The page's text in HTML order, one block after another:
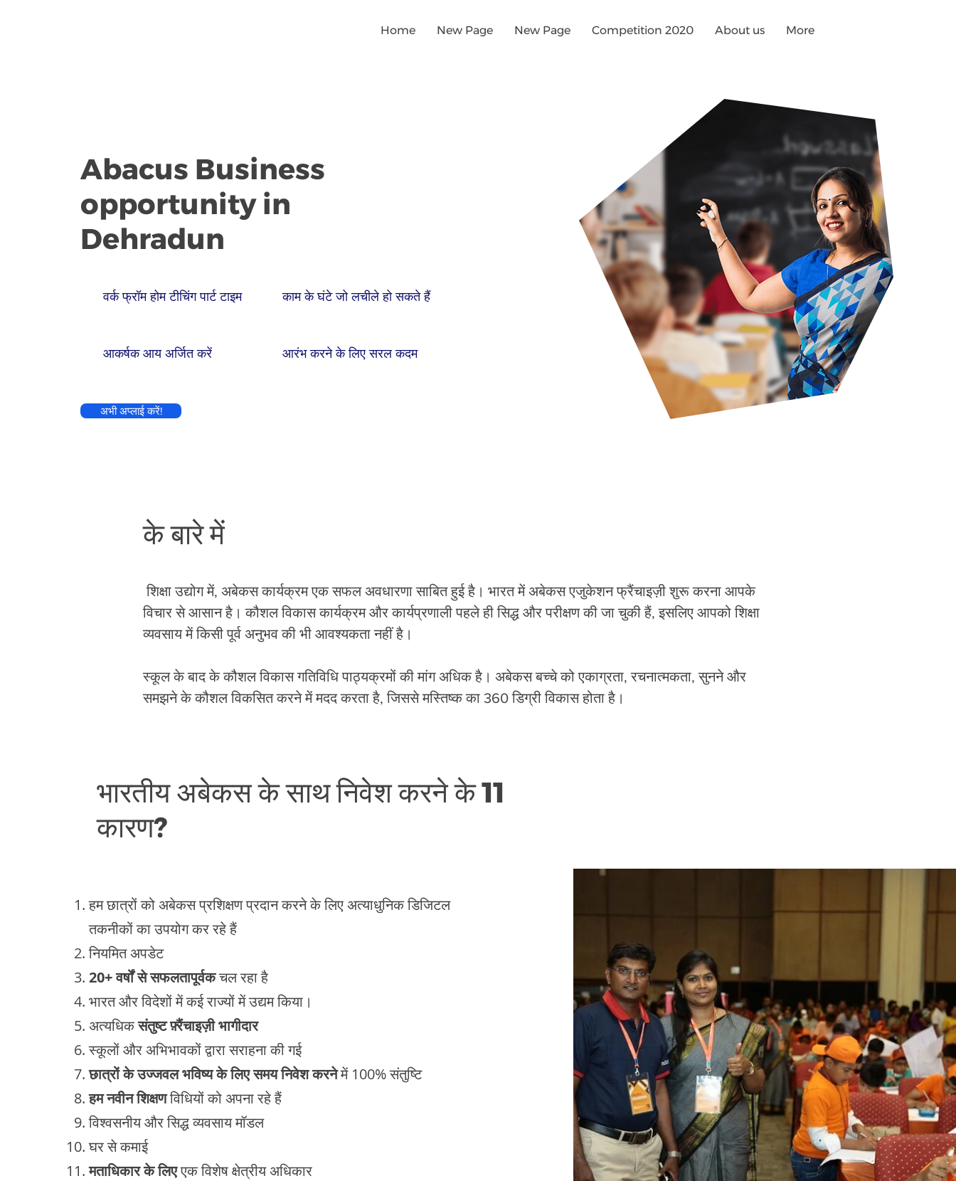
Abacus Business
opportunity in
Dehradun
वर्क फ्रॉम होम टीचिंग पार्ट टाइम काम के घंटे जो लचीले हो सकते हैं
आकर्षक आय अर्जित करें आरंभ करने के लिए सरल कदम
अभी अप्लाई करें!
Home New Page New Page Competition 2020 About us More
के बारे में
​शिक्षा उद्योग में, अबेकस कार्यक्रम एक सफल अवधारणा साबित हुई है। भारत में अबेकस एजुकेशन फ्रैंचाइज़ी शुरू करना आपके
विचार से आसान है। कौशल विकास कार्यक्रम और कार्यप्रणाली पहले ही सिद्ध और परीक्षण की जा चुकी हैं, इसलिए आपको शिक्षा
व्यवसाय में किसी पूर्व अनुभव की भी आवश्यकता नहीं है।
स्कूल के बाद के कौशल विकास गतिविधि पाठ्यक्रमों की मांग अधिक है। अबेकस बच्चे को एकाग्रता, रचनात्मकता, सुनने और
समझने के कौशल विकसित करने में मदद करता है, जिससे मस्तिष्क का 360 डिग्री विकास होता है।
भारतीय अबेकस के साथ निवेश करने के 11
कारण?
हम छात्रों को अबेकस प्रशिक्षण प्रदान करने के लिए अत्याधुनिक डिजिटल
तकनीकों का उपयोग कर रहे हैं
नियमित अपडेट
20+ वर्षों से सफलतापूर्वकचल रहा है
भारत और विदेशों में कई राज्यों में उद्यम किया।
अत्यधिकसंतुष्ट फ़्रैंचाइज़ी भागीदार
स्कूलों और अभिभावकों द्वारा सराहना की गई
छात्रों के उज्जवल भविष्य के लिए समय निवेश करनेमें 100% संतुष्टि
हम नवीन शिक्षणविधियों को अपना रहे हैं
विश्वसनीय और सिद्ध व्यवसाय मॉडल
घर से कमाई
मताधिकार के लिएएक विशेष क्षेत्रीय अधिकार